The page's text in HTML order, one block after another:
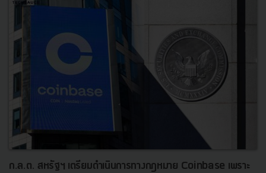
ก.ล.ต. สหรัฐฯ เตรียมดำเนินการทางกฎหมาย Coinbase เพราะ